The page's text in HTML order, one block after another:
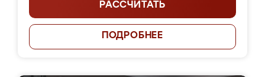
РАССЧИТАТЬ
ПОДРОБНЕЕ